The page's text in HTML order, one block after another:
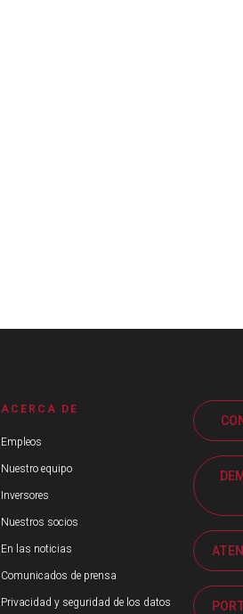
ACERCA DE
Empleos
Nuestro equipo
Inversores
Nuestros socios
En las noticias
Comunicados de prensa
Privacidad y seguridad de los datos